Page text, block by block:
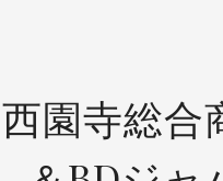
西園寺総合